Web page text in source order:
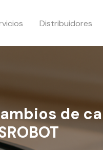
Distribuidores
de